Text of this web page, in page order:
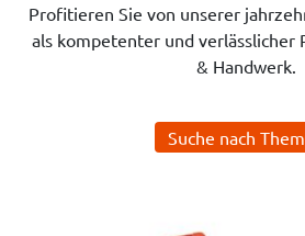
Profitieren Sie von unserer
als kompetenter und verlässlicher
& Handwerk.
Suche nach